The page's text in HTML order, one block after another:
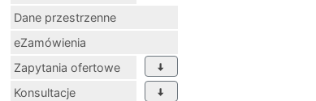
Dane przestrzenne
eZamówienia
Zapytania ofertowe
Konsultacje